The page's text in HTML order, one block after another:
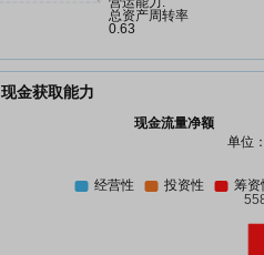
现金获取能力
现金流量净额
单位